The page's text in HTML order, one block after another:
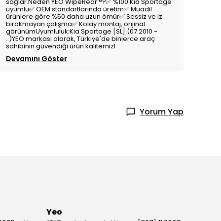
uyumlu✅ OEM standartlarında üretim✅ Muadil
ürünlere göre %50 daha uzun ömür✅ Sessiz ve iz
bırakmayan çalışma✅ Kolay montaj, orijinal
görünümUyumluluk:Kia Sportage [SL] (07.2010 -
..)YEO markası olarak, Türkiye'de binlerce araç
sahibinin güvendiği ürün kalitemizl
Devamını Göster
Yorum Yap
Yeo